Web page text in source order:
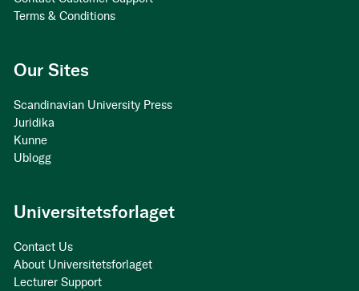
Terms & Conditions
Our Sites
Scandinavian University Press
Juridika
Kunne
Ublogg
Universitetsforlaget
Contact Us
About Universitetsforlaget
Lecturer Support